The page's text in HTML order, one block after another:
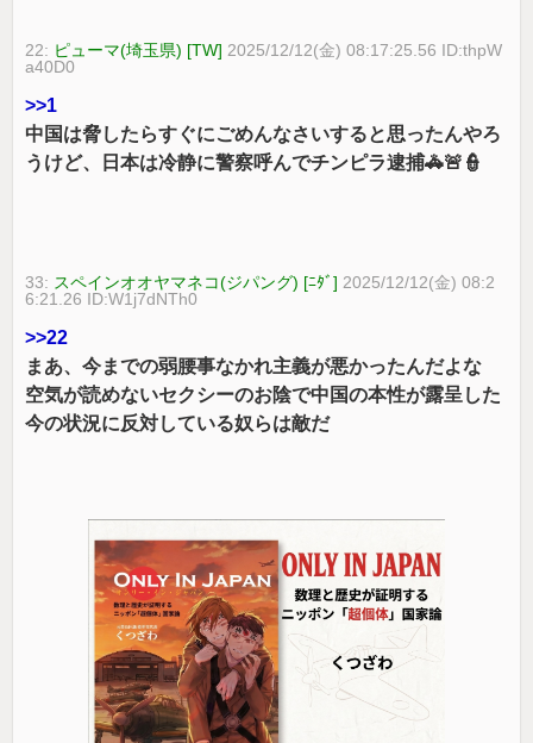
22: ピューマ(埼玉県) [TW] 2025/12/12(金) 08:17:25.56 ID:thpW
a40D0
>>1
中国は脅したらすぐにごめんなさいすると思ったんやろ
うけど、日本は冷静に警察呼んでチンピラ逮捕🚓🚨👮
33: スペインオオヤマネコ(ジパング) [ﾆﾀﾞ] 2025/12/12(金) 08:2
6:21.26 ID:W1j7dNTh0
>>22
まあ、今までの弱腰事なかれ主義が悪かったんだよな
空気が読めないセクシーのお陰で中国の本性が露呈した
今の状況に反対している奴らは敵だ